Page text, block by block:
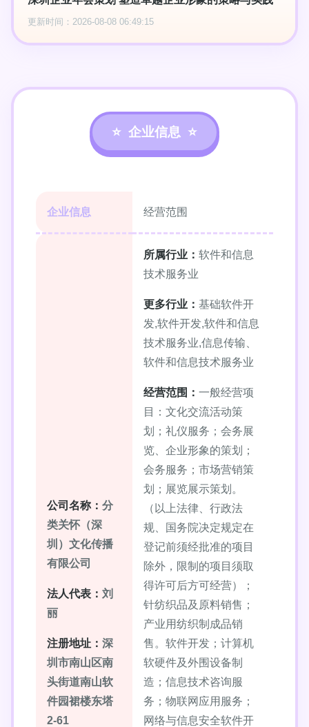
更新时间：2026-08-08 06:49:15
企业信息
企业信息 经营范围
公司名称： 分
类关怀（深
圳）文化传播
有限公司
法人代表： 刘
丽
注册地址： 深
圳市南山区南
头街道南山软
件园裙楼东塔
2-61
所属行业： 软件和信息
技术服务业
更多行业： 基础软件开
发,软件开发,软件和信息
技术服务业,信息传输、
软件和信息技术服务业
经营范围： 一般经营项
目：文化交流活动策
划；礼仪服务；会务展
览、企业形象的策划；
会务服务；市场营销策
划；展览展示策划。
（以上法律、行政法
规、国务院决定规定在
登记前须经批准的项目
除外，限制的项目须取
得许可后方可经营）；
针纺织品及原料销售；
产业用纺织制成品销
售。软件开发；计算机
软硬件及外围设备制
造；信息技术咨询服
务；物联网应用服务；
网络与信息安全软件开